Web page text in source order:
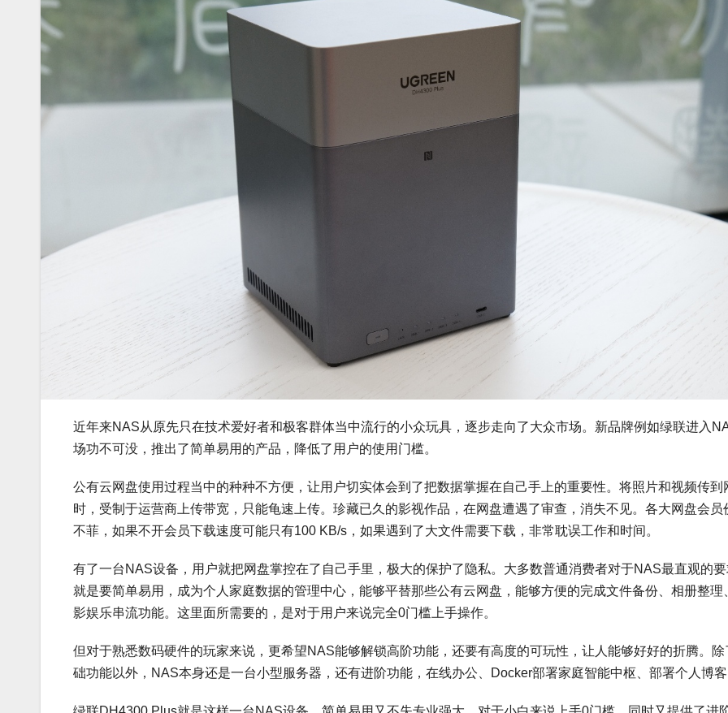
近年来NAS从原先只在技术爱好者和极客群体当中流行的小众玩具，逐步走向了大众市场。新品牌例如绿联进入
场功不可没，推出了简单易用的产品，降低了用户的使用门槛。
公有云网盘使用过程当中的种种不方便，让用户切实体会到了把数据掌握在自己手上的重要性。将照片和视频传到
时，受制于运营商上传带宽，只能龟速上传。珍藏已久的影视作品，在网盘遭遇了审查，消失不见。各大网盘会员
不菲，如果不开会员下载速度可能只有100 KB/s，如果遇到了大文件需要下载，非常耽误工作和时间。
有了一台NAS设备，用户就把网盘掌控在了自己手里，极大的保护了隐私。大多数普通消费者对于NAS最直观的
就是要简单易用，成为个人家庭数据的管理中心，能够平替那些公有云网盘，能够方便的完成文件备份、相册整理
影娱乐串流功能。这里面所需要的，是对于用户来说完全0门槛上手操作。
但对于熟悉数码硬件的玩家来说，更希望NAS能够解锁高阶功能，还要有高度的可玩性，让人能够好好的折腾。除
础功能以外，NAS本身还是一台小型服务器，还有进阶功能，在线办公、Docker部署家庭智能中枢、部署个人博